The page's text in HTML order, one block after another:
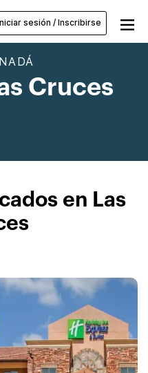
sesión / Inscribirse
Cruces
en Las